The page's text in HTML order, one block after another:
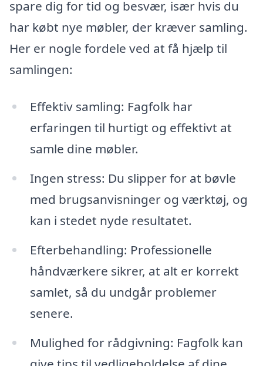
spare dig for tid og besvær, især hvis du
har købt nye møbler, der kræver samling.
Her er nogle fordele ved at få hjælp til
samlingen:
Effektiv samling: Fagfolk har
erfaringen til hurtigt og effektivt at
samle dine møbler.
Ingen stress: Du slipper for at bøvle
med brugsanvisninger og værktøj, og
kan i stedet nyde resultatet.
Efterbehandling: Professionelle
håndværkere sikrer, at alt er korrekt
samlet, så du undgår problemer
senere.
Mulighed for rådgivning: Fagfolk kan